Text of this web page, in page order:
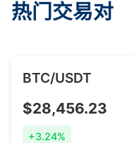
热门交易对
BTC/USDT
$28,456.23
+3.24%